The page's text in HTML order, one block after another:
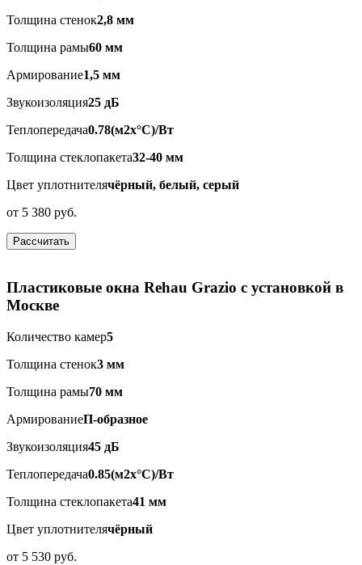
Толщина стенок2,8 мм
Толщина рамы60 мм
Армирование1,5 мм
Звукоизоляция25 дБ
Теплопередача0.78(м2x°C)/Вт
Толщина стеклопакета32-40 мм
Цвет уплотнителячёрный, белый, серый
от 5 380 руб.
Рассчитать
Пластиковые окна Rehau Grazio с установкой в
Москве
Количество камер5
Толщина стенок3 мм
Толщина рамы70 мм
АрмированиеП-образное
Звукоизоляция45 дБ
Теплопередача0.85(м2x°C)/Вт
Толщина стеклопакета41 мм
Цвет уплотнителячёрный
от 5 530 руб.